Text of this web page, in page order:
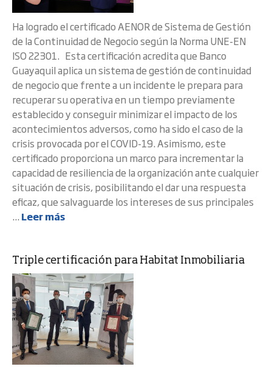
Ha logrado el certificado AENOR de Sistema de Gestión
de la Continuidad de Negocio según la Norma UNE-EN
ISO 22301. Esta certificación acredita que Banco
Guayaquil aplica un sistema de gestión de continuidad
de negocio que frente a un incidente le prepara para
recuperar su operativa en un tiempo previamente
establecido y conseguir minimizar el impacto de los
acontecimientos adversos, como ha sido el caso de la
crisis provocada por el COVID-19. Asimismo, este
certificado proporciona un marco para incrementar la
capacidad de resiliencia de la organización ante cualquier
situación de crisis, posibilitando el dar una respuesta
eficaz, que salvaguarde los intereses de sus principales
... Leer más
Triple certificación para Habitat Inmobiliaria